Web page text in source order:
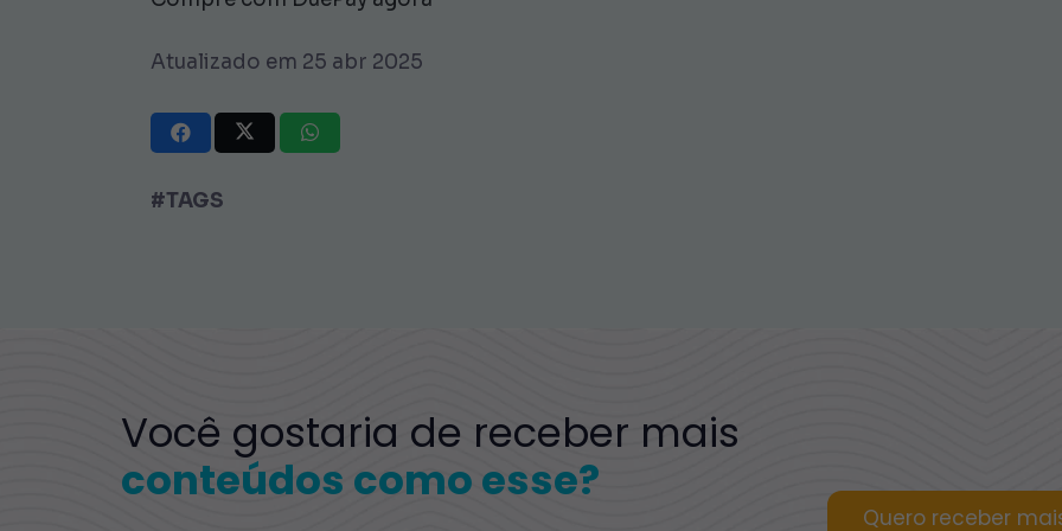
Atualizado em 25 abr 2025
#TAGS
Você gostaria de receber mais
conteúdos como esse?
Quero receber